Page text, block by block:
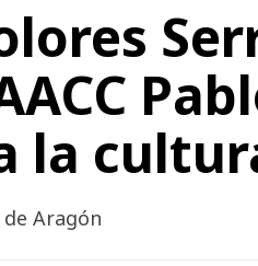
la
Aragón